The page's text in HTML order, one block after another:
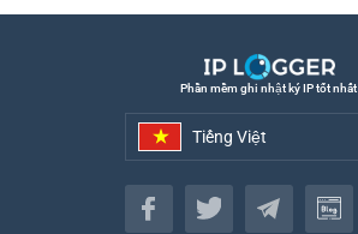
Phần mềm ghi nhật ký IP tốt nhất
Tiếng Việt
Tiếng Việt